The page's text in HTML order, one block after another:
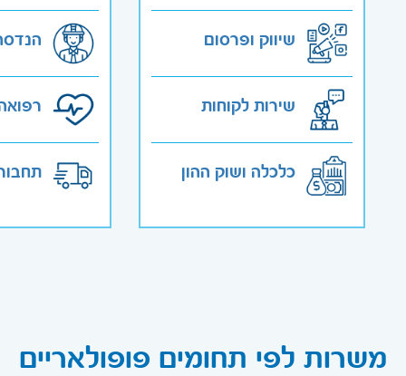
שיווק ופרסום
שירות לקוחות
כלכלה ושוק ההון
משרות לפי תחומים פופולאריים